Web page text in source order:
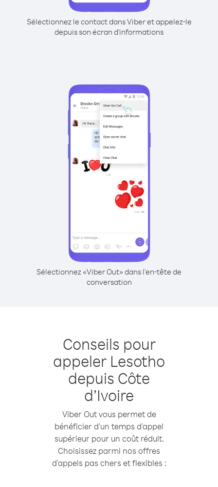
Sélectionnez le contact dans Viber et appelez-le
depuis son écran d'informations
Sélectionnez «Viber Out» dans l'en-tête de
conversation
Conseils pour
appeler Lesotho
depuis Côte
d’Ivoire
Viber Out vous permet de
bénéficier d'un temps d'appel
supérieur pour un coût réduit.
Choisissez parmi nos offres
d'appels pas chers et flexibles :